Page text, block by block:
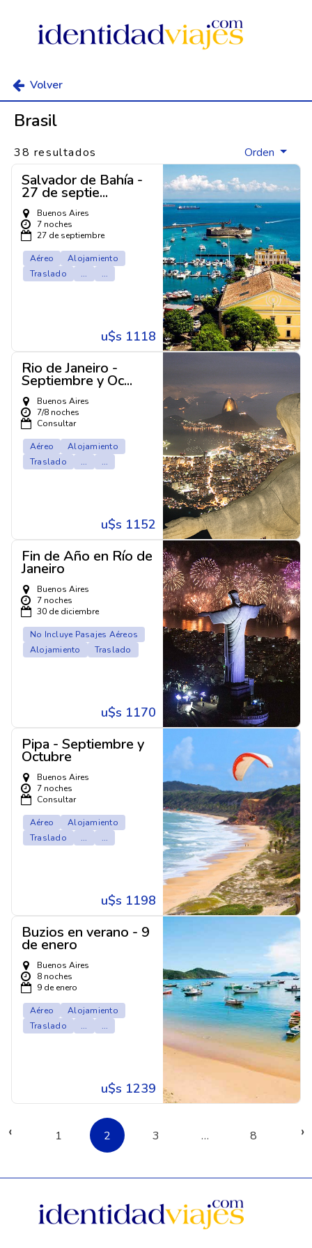
Volver
Brasil
38 resultados Orden
Salvador de Bahía -
27 de septie...
Buenos Aires
7 noches
27 de septiembre
Aéreo
Alojamiento
Traslado
... ...
u$s 1118
Rio de Janeiro -
Septiembre y Oc...
Buenos Aires
7/8 noches
Consultar
Aéreo
Alojamiento
Traslado
... ...
u$s 1152
Fin de Año en Río de
Janeiro
Buenos Aires
7 noches
30 de diciembre
No Incluye Pasajes Aéreos
Alojamiento
Traslado
u$s 1170
Pipa - Septiembre y
Octubre
Buenos Aires
7 noches
Consultar
Aéreo
Alojamiento
Traslado
... ...
u$s 1198
Buzios en verano - 9
de enero
Buenos Aires
8 noches
9 de enero
Aéreo
Alojamiento
Traslado
... ...
u$s 1239
‹ 1 2 3 … 8 ›